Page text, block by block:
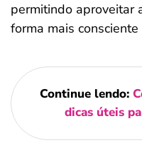
permitindo aproveitar
forma mais
Continue lendo:
dicas úteis